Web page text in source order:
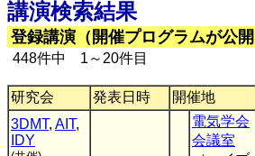
講演検索結果
登録講演（開催プログラムが公開
448件中 1～20件目
研究会 発表日時 開催地
3DMT, AIT,
IDY
電気学会
会議室